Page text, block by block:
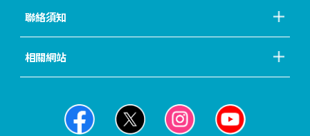
聯絡須知
相關網站